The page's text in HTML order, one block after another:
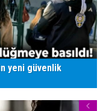
yeni güvenlik